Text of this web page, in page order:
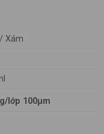
Xám
lớp 100µm